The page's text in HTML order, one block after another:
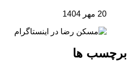
20 مهر 1404
برچسب ها